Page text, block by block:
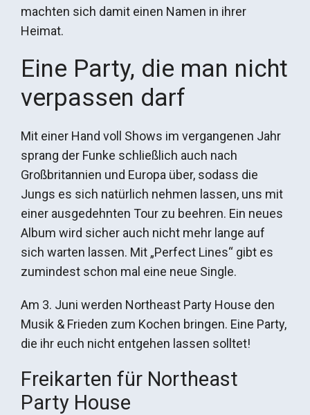
machten sich damit einen Namen in ihrer
Heimat.
Eine Party, die man nicht
verpassen darf
Mit einer Hand voll Shows im vergangenen Jahr
sprang der Funke schließlich auch nach
Großbritannien und Europa über, sodass die
Jungs es sich natürlich nehmen lassen, uns mit
einer ausgedehnten Tour zu beehren. Ein neues
Album wird sicher auch nicht mehr lange auf
sich warten lassen. Mit „Perfect Lines“ gibt es
zumindest schon mal eine neue Single.
Am 3. Juni werden Northeast Party House den
Musik & Frieden zum Kochen bringen. Eine Party,
die ihr euch nicht entgehen lassen solltet!
Freikarten für Northeast
Party House